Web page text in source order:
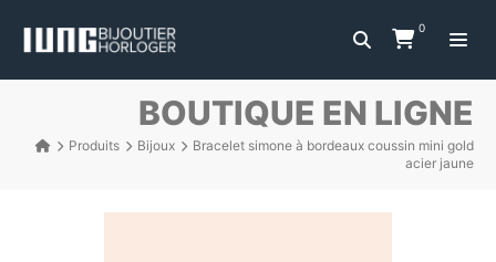
0
BOUTIQUE EN LIGNE
Produits Bijoux
Bracelet simone à bordeaux coussin mini gold
acier jaune